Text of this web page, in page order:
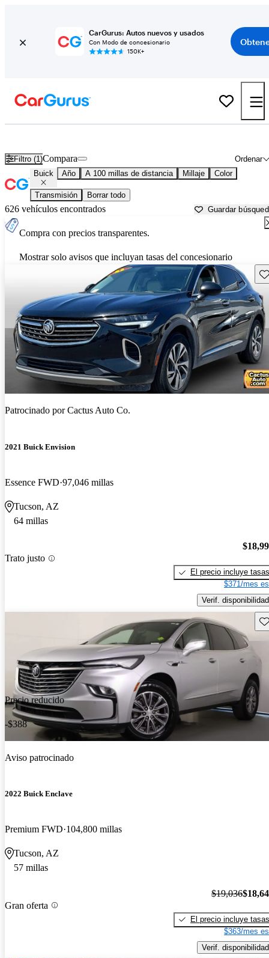
CarGurus: Autos nuevos y usados
Con Modo de concesionario
150K+
Filtro (1) Ordenar
Compara
Buick Año A 100 millas de distancia Millaje Color
Transmisión Borrar todo
626 vehículos encontrados Guardar
Compra con precios transparentes.
Mostrar solo avisos que incluyan tasas del concesionario
Patrocinado porCactus Auto Co.
2021 Buick Envision
Essence FWD 97,046 millas
Tucson, AZ
64 millas
Trato justo
El precio incluye tasas
$371/mes
Verif. disponibilidad
Precio reducido
-$388
Aviso patrocinado
2022 Buick Enclave
Premium FWD 104,800 millas
Tucson, AZ
57 millas
Gran oferta
$19,036
El precio incluye tasas
$363/mes
Verif. disponibilidad